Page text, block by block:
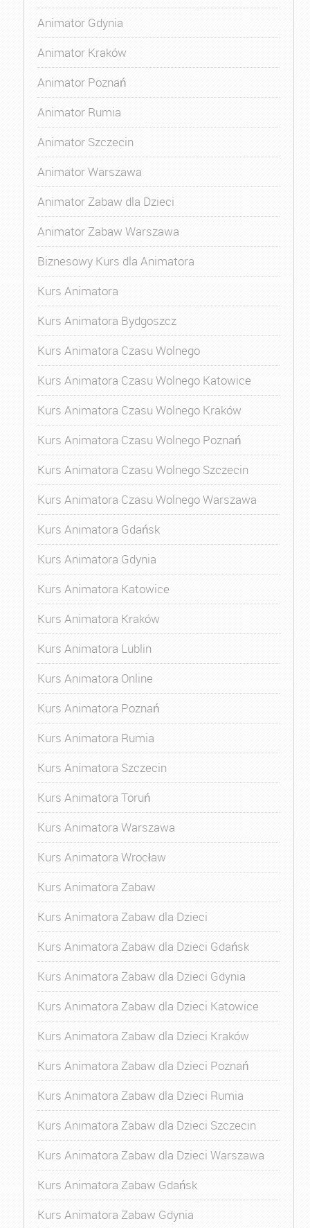
Animator Gdynia
Animator Kraków
Animator Poznań
Animator Rumia
Animator Szczecin
Animator Warszawa
Animator Zabaw dla Dzieci
Animator Zabaw Warszawa
Biznesowy Kurs dla Animatora
Kurs Animatora
Kurs Animatora Bydgoszcz
Kurs Animatora Czasu Wolnego
Kurs Animatora Czasu Wolnego Katowice
Kurs Animatora Czasu Wolnego Kraków
Kurs Animatora Czasu Wolnego Poznań
Kurs Animatora Czasu Wolnego Szczecin
Kurs Animatora Czasu Wolnego Warszawa
Kurs Animatora Gdańsk
Kurs Animatora Gdynia
Kurs Animatora Katowice
Kurs Animatora Kraków
Kurs Animatora Lublin
Kurs Animatora Online
Kurs Animatora Poznań
Kurs Animatora Rumia
Kurs Animatora Szczecin
Kurs Animatora Toruń
Kurs Animatora Warszawa
Kurs Animatora Wrocław
Kurs Animatora Zabaw
Kurs Animatora Zabaw dla Dzieci
Kurs Animatora Zabaw dla Dzieci Gdańsk
Kurs Animatora Zabaw dla Dzieci Gdynia
Kurs Animatora Zabaw dla Dzieci Katowice
Kurs Animatora Zabaw dla Dzieci Kraków
Kurs Animatora Zabaw dla Dzieci Poznań
Kurs Animatora Zabaw dla Dzieci Rumia
Kurs Animatora Zabaw dla Dzieci Szczecin
Kurs Animatora Zabaw dla Dzieci Warszawa
Kurs Animatora Zabaw Gdańsk
Kurs Animatora Zabaw Gdynia